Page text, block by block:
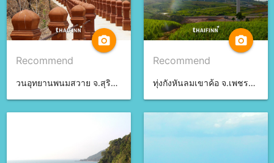
camera_alt
Recommend
วนอุทยานพนมสวาย จ.สุรินทร์
camera_alt
Recommend
ทุ่งกังหันลมเขาค้อ จ.เพชรบูรณ์